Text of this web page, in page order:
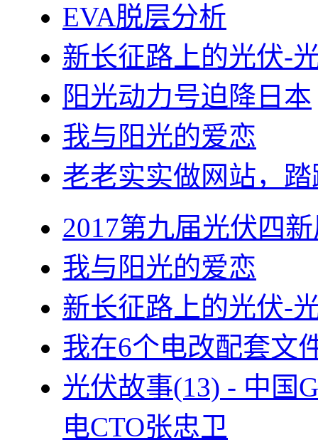
EVA脱层分析
新长征路上的光伏-
阳光动力号迫降日本
我与阳光的爱恋
老老实实做网站，
2017第九届光伏四
我与阳光的爱恋
新长征路上的光伏-
我在6个电改配套文
光伏故事(13) - 中国
电CTO张忠卫